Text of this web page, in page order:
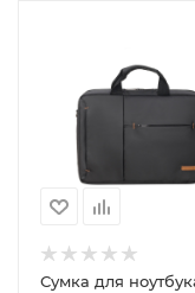
Сумка для